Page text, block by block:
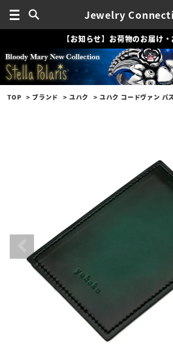
Jewelry
【お知らせ】お荷物のお届け
TOP ブランド ユハク ユハク コードヴァン パ